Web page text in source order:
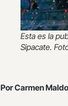
Esta es la
Sipacate.
Por Carmen